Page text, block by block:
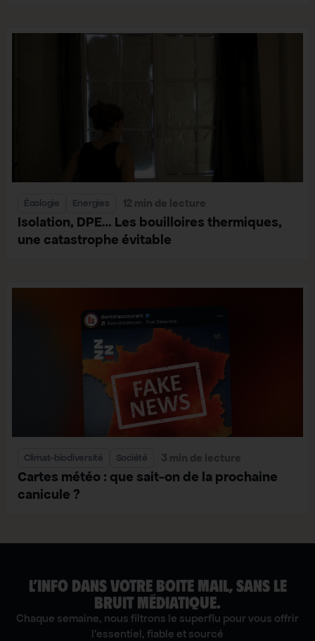
Écologie Energies 12 min de lecture
Isolation, DPE… Les bouilloires thermiques,
une catastrophe évitable
Climat-biodiversité Société 3 min de lecture
Cartes météo : que sait-on de la prochaine
canicule ?
L’INFO DANS VOTRE BOITE MAIL, SANS LE
BRUIT MÉDIATIQUE.
Chaque semaine, nous filtrons le superflu pour vous offrir
l'essentiel, fiable et sourcé